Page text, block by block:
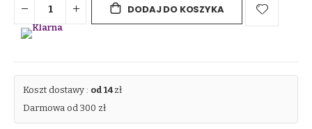
DODAJ DO KOSZYKA
Koszt dostawy : od 14zł
Darmowa od 300 zł